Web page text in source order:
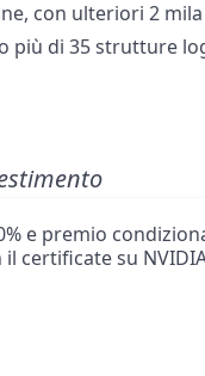
con ulteriori 2
più di 35 strutture
e premio
certificate su